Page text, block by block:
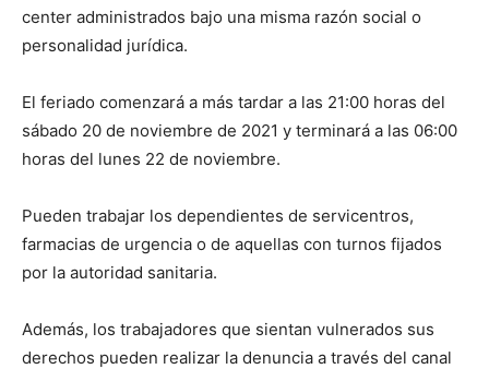
center administrados bajo una misma razón social o
personalidad jurídica.
El feriado comenzará a más tardar a las 21:00 horas del
sábado 20 de noviembre de 2021 y terminará a las 06:00
horas del lunes 22 de noviembre.
Pueden trabajar los dependientes de servicentros,
farmacias de urgencia o de aquellas con turnos fijados
por la autoridad sanitaria.
Además, los trabajadores que sientan vulnerados sus
derechos pueden realizar la denuncia a través del canal